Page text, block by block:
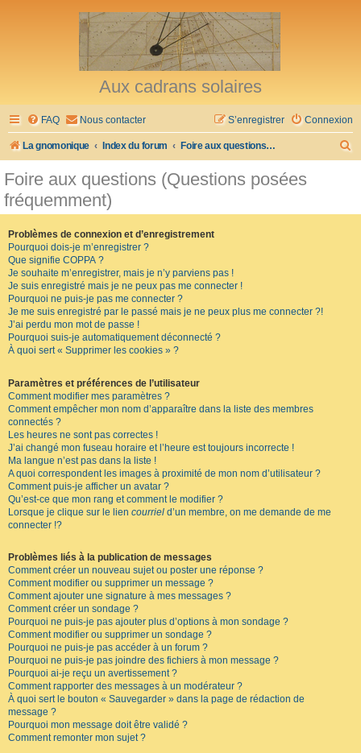
Aux cadrans solaires
FAQ Nous contacter Connexion
S’enregistrer
La gnomonique Index du forum Foire aux questions (Questions posées fréquemment)
Foire aux questions (Questions posées
fréquemment)
Problèmes de connexion et d’enregistrement
Pourquoi dois-je m’enregistrer ?
Que signifie COPPA ?
Je souhaite m’enregistrer, mais je n’y parviens pas !
Je suis enregistré mais je ne peux pas me connecter !
Pourquoi ne puis-je pas me connecter ?
Je me suis enregistré par le passé mais je ne peux plus me connecter ?!
J’ai perdu mon mot de passe !
Pourquoi suis-je automatiquement déconnecté ?
À quoi sert « Supprimer les cookies » ?
Paramètres et préférences de l’utilisateur
Comment modifier mes paramètres ?
Comment empêcher mon nom d’apparaître dans la liste des membres
connectés ?
Les heures ne sont pas correctes !
J’ai changé mon fuseau horaire et l’heure est toujours incorrecte !
Ma langue n’est pas dans la liste !
A quoi correspondent les images à proximité de mon nom d’utilisateur ?
Comment puis-je afficher un avatar ?
Qu’est-ce que mon rang et comment le modifier ?
Lorsque je clique sur le lien courriel d’un membre, on me demande de me
connecter !?
Problèmes liés à la publication de messages
Comment créer un nouveau sujet ou poster une réponse ?
Comment modifier ou supprimer un message ?
Comment ajouter une signature à mes messages ?
Comment créer un sondage ?
Pourquoi ne puis-je pas ajouter plus d’options à mon sondage ?
Comment modifier ou supprimer un sondage ?
Pourquoi ne puis-je pas accéder à un forum ?
Pourquoi ne puis-je pas joindre des fichiers à mon message ?
Pourquoi ai-je reçu un avertissement ?
Comment rapporter des messages à un modérateur ?
À quoi sert le bouton « Sauvegarder » dans la page de rédaction de
message ?
Pourquoi mon message doit être validé ?
Comment remonter mon sujet ?